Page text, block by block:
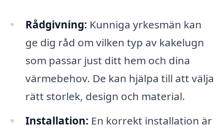
Rådgivning: Kunniga yrkesmän kan
ge dig råd om vilken typ av kakelugn
som passar just ditt hem och dina
värmebehov. De kan hjälpa till att välja
rätt storlek, design och material.
Installation: En korrekt installation är